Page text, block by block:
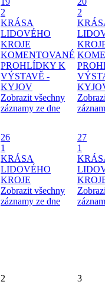
2
KRÁSA
LIDOVÉHO
KROJE
KOMENTOVANÉ
PROHLÍDKY K
VÝSTAVĚ -
KYJOV
Zobrazit všechny
záznamy ze dne
2
26
1
KRÁSA
LIDOVÉHO
KROJE
Zobrazit všechny
záznamy ze dne
27
1
2 3